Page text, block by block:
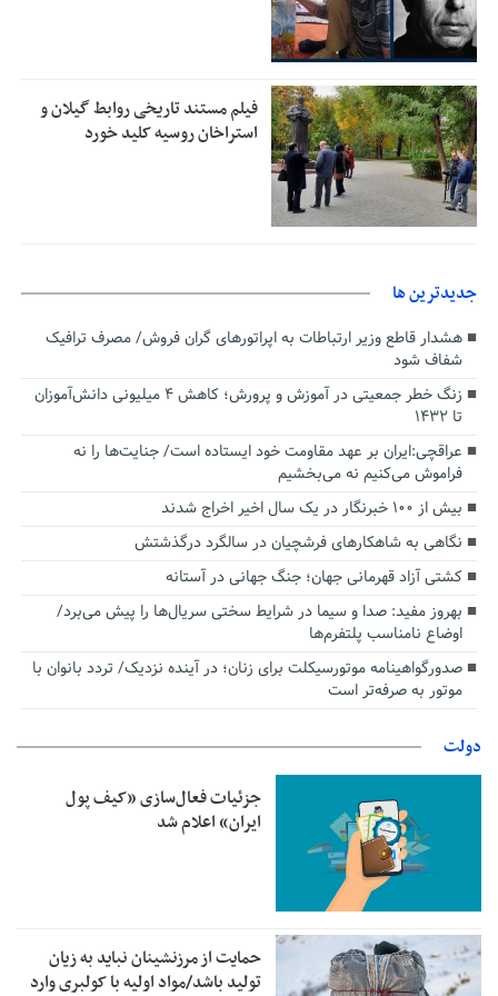
فیلم مستند تاریخی روابط گیلان و
استراخان روسیه کلید خورد
جديدترين ها
هشدار قاطع وزیر ارتباطات به اپراتورهای گران فروش/ مصرف ترافیک
شفاف شود
زنگ خطر جمعیتی در آموزش و پرورش؛ کاهش ۴ میلیونی دانش‌آموزان
تا ۱۴۳۲
عراقچی:ایران بر عهد مقاومت خود ایستاده است/ جنایت‌ها را نه
فراموش می‌کنیم نه می‌بخشیم
بیش از ۱۰۰ خبرنگار در یک سال اخیر اخراج شدند
نگاهی به شاهکارهای فرشچیان در سالگرد درگذشتش
کشتی آزاد قهرمانی جهان؛ جنگ جهانی در آستانه
بهروز مفید: صدا و سیما در شرایط سختی سریال‌ها را پیش می‌برد/
اوضاع نامناسب پلتفرم‌ها
صدورگواهینامه موتورسیکلت برای زنان؛ در آینده نزدیک/ تردد بانوان با
موتور به‌ صرفه‌تر است
دولت
جزئیات فعال‌سازی «کیف پول
ایران» اعلام شد
حمایت از مرزنشینان نباید به زیان
تولید باشد/مواد اولیه با کولبری وارد